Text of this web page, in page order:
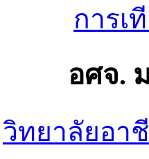
การเ
อศจ.
วิทยาลัยอา